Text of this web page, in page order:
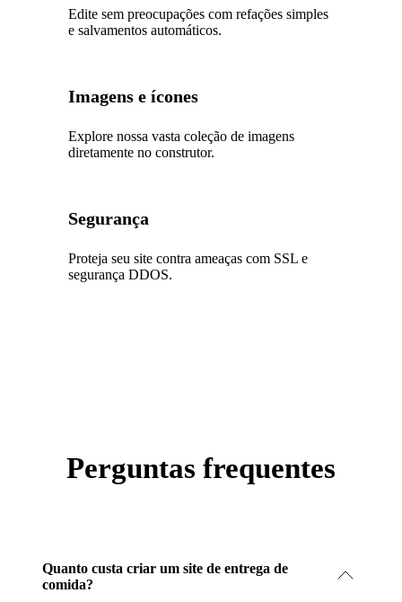
Edite sem preocupações com refações simples
e salvamentos automáticos.
Imagens e ícones
Explore nossa vasta coleção de imagens
diretamente no construtor.
Segurança
Proteja seu site contra ameaças com SSL e
segurança DDOS.
Perguntas frequentes
Quanto custa criar um site de entrega de
comida?